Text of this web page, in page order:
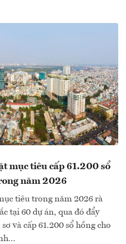
mục tiêu cấp 61.200 sổ
năm 2026
tiêu trong năm 2026 rà
tại 60 dự án, qua đó đẩy
và cấp 61.200 sổ hồng cho